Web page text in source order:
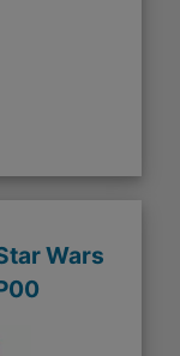
Wars